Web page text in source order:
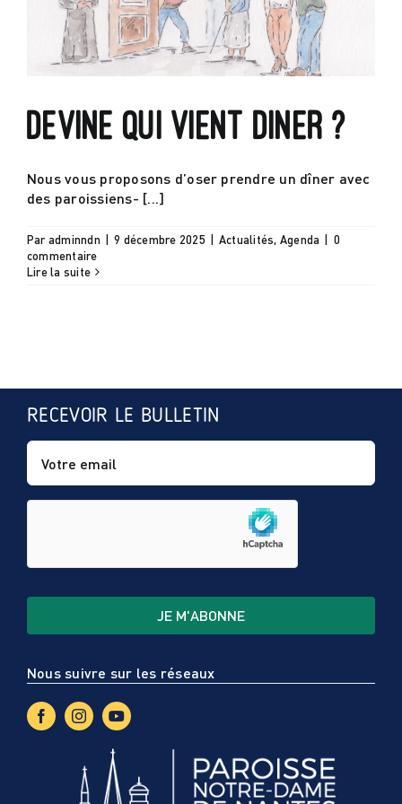
Actualités
Contact
Devine qui vient diner ?
Nous vous proposons d’oser prendre un dîner avec
des paroissiens- [...]
Paradminndn | 9 décembre 2025 | Actualités, Agenda | 0
commentaire
Lire la suite
RECEVOIR LE BULLETIN
Nous suivre sur les réseaux